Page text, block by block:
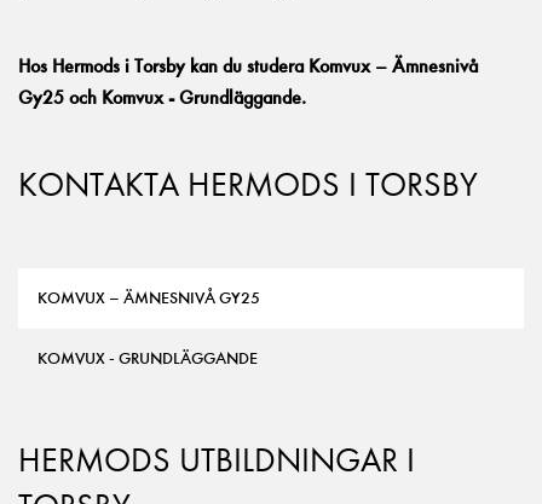
Hos Hermods i Torsby kan du studera Komvux – Ämnesnivå
Gy25 och Komvux - Grundläggande.
KONTAKTA HERMODS I TORSBY
KOMVUX – ÄMNESNIVÅ GY25
KOMVUX - GRUNDLÄGGANDE
HERMODS UTBILDNINGAR I